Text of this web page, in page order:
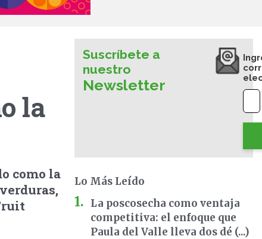
la
como la
Suscríbete a
nuestro
Newsletter
Lo Más Leído
La poscosecha como ventaja
competitiva: el enfoque que
Paula del Valle lleva dos dé (...)